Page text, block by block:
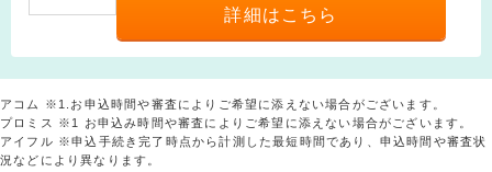
詳細はこちら
アコム ※1.お申込時間や審査によりご希望に添えない場合がございます。
プロミス ※1 お申込み時間や審査によりご希望に添えない場合がございます。
アイフル ※申込手続き完了時点から計測した最短時間であり、申込時間や審査状
況などにより異なります。